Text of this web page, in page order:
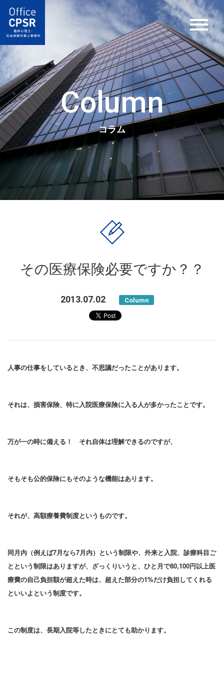
Column
コラム
その医療保険必要ですか？？
2013.07.02 Column
人事の仕事をしているとき、不思議だったことがあります。
それは、損害保険、特に入院医療保険に入る人が多かったことです。
万が一の時に備える！ それ自体は理解できるのですが、
そもそも公的保険にもそのような機能はあります。
それが、高額療養費制度というものです。
同月内（例えば7月なら7月内）という制限や、外来と入院、診療科目ご
とという制限はありますが、ざっくりいうと、ひと月で80,100円以上医
療費の自己負担額が超えた時は、超えた部分の1%だけ負担してくれる
といいよという制度です。
この制度は、長期入院等したときにとても助かります。